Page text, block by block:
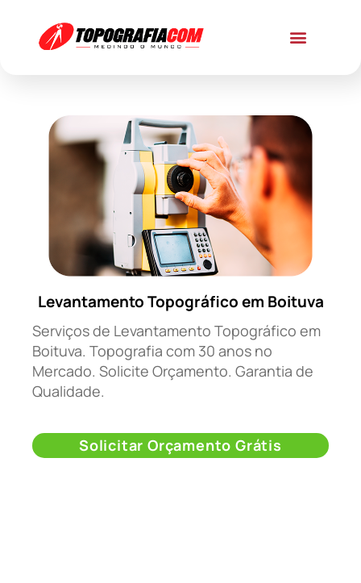
Levantamento Topográfico em Boituva
Serviços de Levantamento Topográfico em
Boituva. Topografia com 30 anos no
Mercado. Solicite Orçamento. Garantia de
Qualidade.
Solicitar Orçamento Grátis